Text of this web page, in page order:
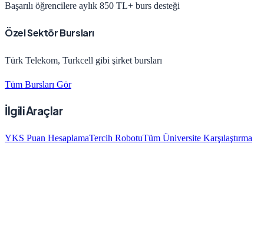
Başarılı öğrencilere aylık 850 TL+ burs desteği
Özel Sektör Bursları
Türk Telekom, Turkcell gibi şirket bursları
Tüm Bursları Gör
İlgili Araçlar
YKS Puan HesaplamaTercih RobotuTüm Üniversite Karşılaştırma